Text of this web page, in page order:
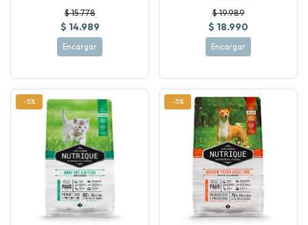
$ 15.778
$ 14.989
Encargar
$ 19.989
$ 18.990
Encargar
-5% -5%